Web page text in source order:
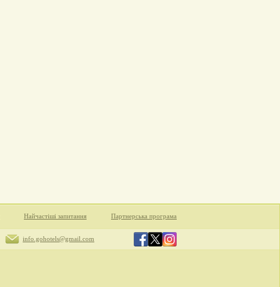
Найчастіші запитання Партнерська програма
info.gohotels@gmail.com